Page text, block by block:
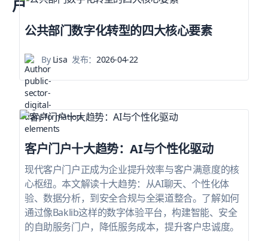
公共部门数字化转型的四大核心要素
ByLisa 发布：2026-04-22
客户门户十大趋势：AI与个性化驱动
现代客户门户正成为企业提升效率与客户满意度的核
心枢纽。本文解读十大趋势：从AI聊天、个性化体
验、数据分析，到安全合规与全渠道整合。了解如何
通过像Baklib这样的数字体验平台，构建智能、安全
的自助服务门户，降低服务成本，提升客户忠诚度。